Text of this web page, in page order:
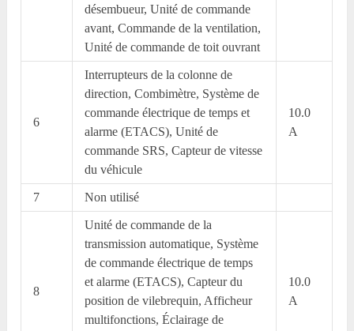
désembueur, Unité de commande
avant, Commande de la ventilation,
Unité de commande de toit ouvrant
6
Interrupteurs de la colonne de
direction, Combimètre, Système de
commande électrique de temps et
alarme (ETACS), Unité de
commande SRS, Capteur de vitesse
du véhicule
10.0
A
7 Non utilisé
8
Unité de commande de la
transmission automatique, Système
de commande électrique de temps
et alarme (ETACS), Capteur du
position de vilebrequin, Afficheur
multifonctions, Éclairage de
10.0
A